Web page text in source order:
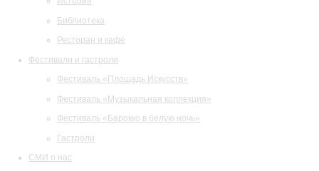
Библиотека
Ресторан и кафе
Фестивали и гастроли
Фестиваль «Площадь Искусств»
Фестиваль «Музыкальная коллекция»
Фестиваль «Барокко в белую ночь»
Гастроли
СМИ о нас